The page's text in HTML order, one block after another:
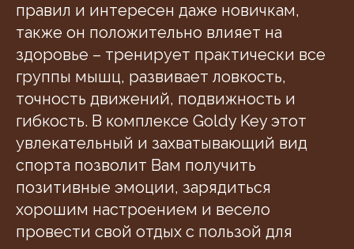
правил и интересен даже новичкам,
также он положительно влияет на
здоровье – тренирует практически все
группы мышц, развивает ловкость,
точность движений, подвижность и
гибкость. В комплексе Goldy Key этот
увлекательный и захватывающий вид
спорта позволит Вам получить
позитивные эмоции, зарядиться
хорошим настроением и весело
провести свой отдых с пользой для